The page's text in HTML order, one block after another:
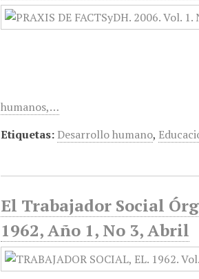
humanos,…
Etiquetas: Desarrollo humano,
El Trabajador Social
1962, Año 1, No 3, Abril